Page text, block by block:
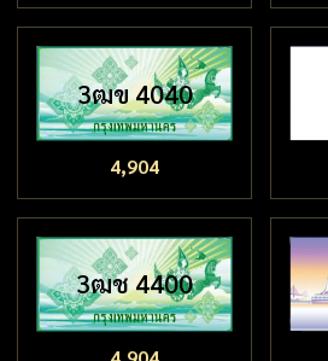
3ฒข 4040
4,904
3ฒช 4400